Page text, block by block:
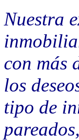
Nuestra
con más
los
tipo de